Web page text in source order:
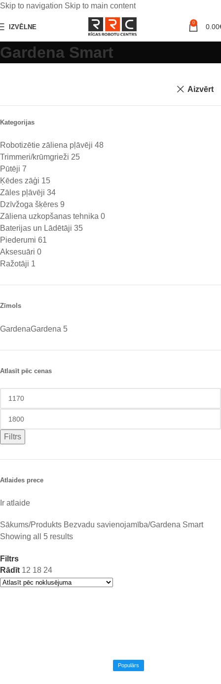
Skip to navigation Skip to main content
IZVĒLNE
0 0.00
Gardena Smart
Aizvērt
Kategorijas
Robotizētie zāliena pļāvēji 48
Trimmeri/krūmgrieži 25
Pūtēji 7
Ķēdes zāģi 15
Zāles pļāvēji 34
Dzīvžoga šķēres 9
Zāliena uzkopšanas tehnika 0
Baterijas un Lādētāji 35
Piederumi 61
Aksesuāri 0
Ražotāji 1
Zīmols
GardenaGardena 5
Atlasīt pēc cenas
Filtrs
Atlaides prece
Ir atlaide
Sākums Produkts Bezvadu savienojamība Gardena Smart
Showing all 5 results
Filtrs
Rādīt 12 18 24
Populārs